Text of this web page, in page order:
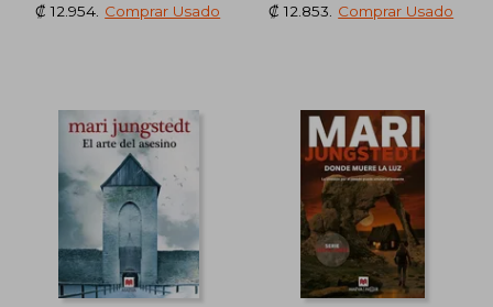
₡ 12.954 Comprar Usado
₡ 12.853
Comprar Usado